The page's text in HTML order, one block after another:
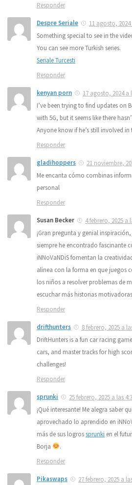
Responder
Despre Seriale
11 agosto,
Something special to see in the
You can see more Turkish series.
Seriale Turcesti
Responder
kenyan porn
17 agosto, 2024 a
I’ve been trying to find updates on
with 5G, but it seems like there
Anyone know if he’s still involved in
Responder
gladihoppers
21 noviembre,
Me encanta cómo combinas
personal
Responder
Susan Becker
4 febrero, 2025 a
¡Gran pregunta y genial
siempre he encontrado fascinante
iNNoVaNDiS fomentan la
alinea con la forma en que juegos
los niños a resolver problemas de
escuchar más historias
Responder
drifthunters
8 febrero, 2025 a
DriftHunters is a fun car racing
cars, and master tracks for high
challenges!
Responder
sprunki
25 febrero, 2025 a las
¡Qué interesante! Me alegra saber
aprovechado lo aprendido en
más de sus logrossprunki en el
Borja
.
Responder
Pikaswaps 27 febrero, 2025 a